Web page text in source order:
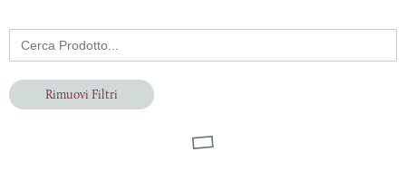
Search
for:
Rimuovi Filtri